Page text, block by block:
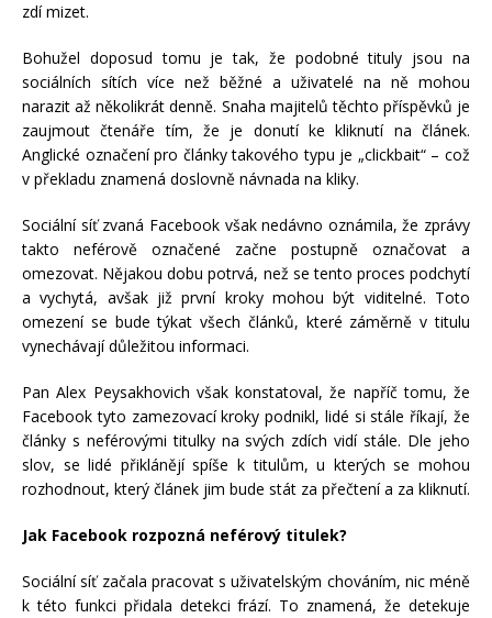
zdí mizet.
Bohužel doposud tomu je tak, že podobné tituly jsou na
sociálních sítích více než běžné a uživatelé na ně mohou
narazit až několikrát denně. Snaha majitelů těchto příspěvků je
zaujmout čtenáře tím, že je donutí ke kliknutí na článek.
Anglické označení pro články takového typu je „clickbait“ – což
v překladu znamená doslovně návnada na kliky.
Sociální síť zvaná Facebook však nedávno oznámila, že zprávy
takto neférově označené začne postupně označovat a
omezovat. Nějakou dobu potrvá, než se tento proces podchytí
a vychytá, avšak již první kroky mohou být viditelné. Toto
omezení se bude týkat všech článků, které záměrně v titulu
vynechávají důležitou informaci.
Pan Alex Peysakhovich však konstatoval, že napříč tomu, že
Facebook tyto zamezovací kroky podnikl, lidé si stále říkají, že
články s neférovými titulky na svých zdích vidí stále. Dle jeho
slov, se lidé přiklánějí spíše k titulům, u kterých se mohou
rozhodnout, který článek jim bude stát za přečtení a za kliknutí.
Jak Facebook rozpozná neférový titulek?
Sociální síť začala pracovat s uživatelským chováním, nic méně
k této funkci přidala detekci frází. To znamená, že detekuje